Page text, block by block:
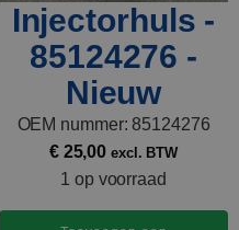
Injectorhuls -
85124276 -
Nieuw
OEM nummer: 85124276
€25,00 excl. BTW
1 op voorraad